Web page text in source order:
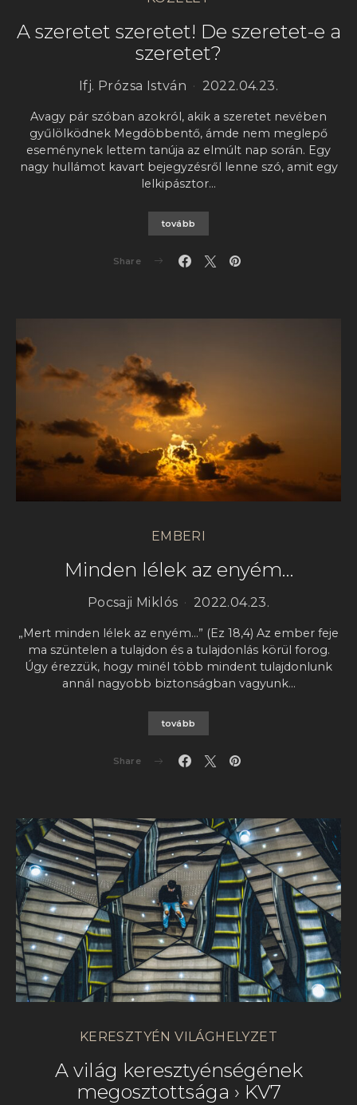
A szeretet szeretet! De szeretet-e a
szeretet?
Ifj. Prózsa István 2022.04.23.
Avagy pár szóban azokról, akik a szeretet nevében
gyűlölködnek Megdöbbentő, ámde nem meglepő
eseménynek lettem tanúja az elmúlt nap során. Egy
nagy hullámot kavart bejegyzésről lenne szó, amit egy
lelkipásztor…
tovább
Share
EMBERI
Minden lélek az enyém…
Pocsaji Miklós 2022.04.23.
„Mert minden lélek az enyém…” (Ez 18,4) Az ember feje
ma szüntelen a tulajdon és a tulajdonlás körül forog.
Úgy érezzük, hogy minél több mindent tulajdonlunk
annál nagyobb biztonságban vagyunk…
tovább
Share
KERESZTYÉN VILÁGHELYZET
A világ keresztyénségének
megosztottsága › KV7